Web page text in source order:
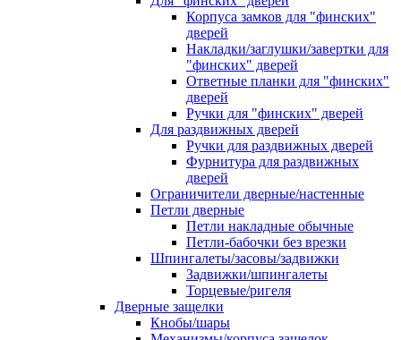
Корпуса замков для "финских"
дверей
Накладки/заглушки/завертки для
"финских" дверей
Ответные планки для "финских"
дверей
Ручки для "финских" дверей
Для раздвижных дверей
Ручки для раздвижных дверей
Фурнитура для раздвижных
дверей
Ограничители дверные/настенные
Петли дверные
Петли накладные обычные
Петли-бабочки без врезки
Шпингалеты/засовы/задвижки
Задвижки/шпингалеты
Торцевые/ригеля
Дверные защелки
Кнобы/шары